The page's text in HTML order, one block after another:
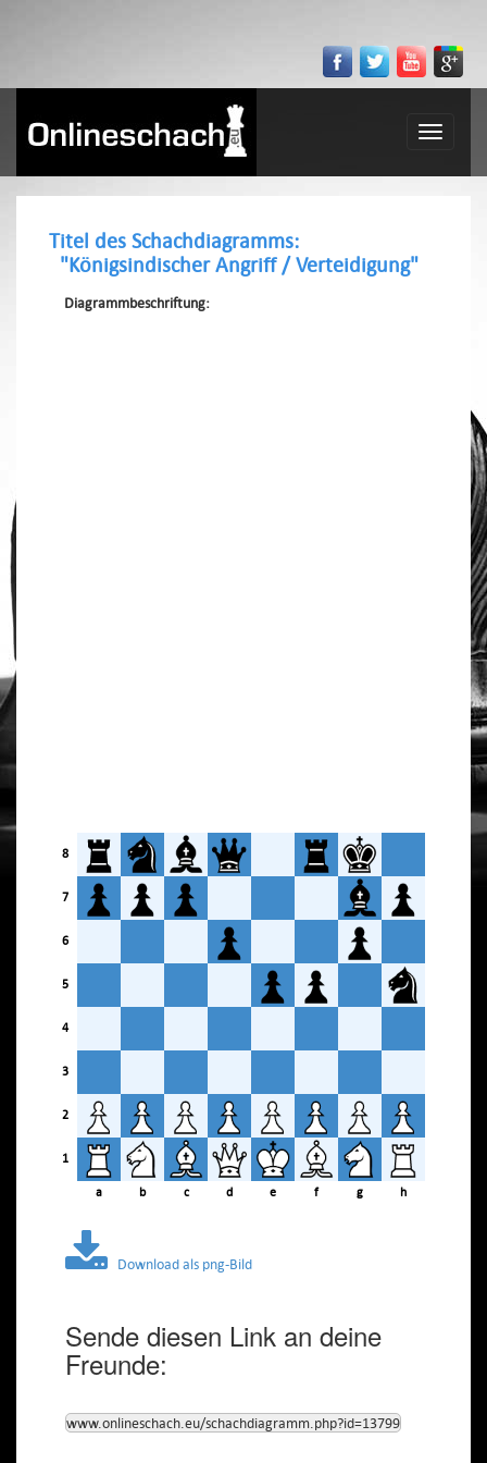
Toggle
Titel des Schachdiagramms:
"Königsindischer Angriff / Verteidigung"
Diagrammbeschriftung:
8
7
6
5
4
3
2
1
a b c d e f g h
Download als png-Bild
Sende diesen Link an deine
Freunde:
www.onlineschach.eu/schachdiagramm.php?id=13799